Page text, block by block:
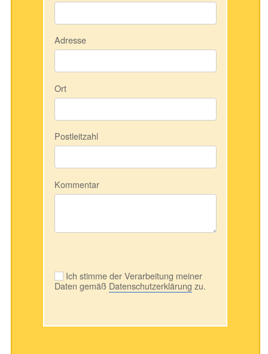
Adresse
Ort
Postleitzahl
Kommentar
Ich stimme der Verarbeitung meiner
Daten gemäß Datenschutzerklärung zu.